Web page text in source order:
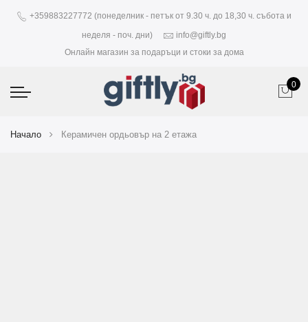
+359883227772 (понеделник - петък от 9.30 ч. до 18,30 ч. събота и
неделя - поч. дни)
info@giftly.bg
Онлайн магазин за подаръци и стоки за дома
0
Начало Керамичен ордьовър на 2 етажа